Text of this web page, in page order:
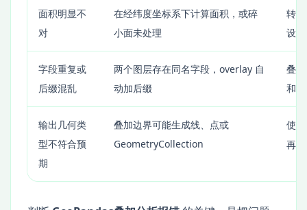
面积明显不
对
在经纬度坐标系下计算面积，或碎
小面未处理
转
设
字段重复或
后缀混乱
两个图层存在同名字段，overlay 自
动加后缀
叠
和
输出几何类
型不符合预
期
叠加边界可能生成线、点或
GeometryCollection
使
再